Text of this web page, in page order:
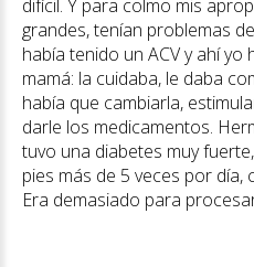
difícil. Y para colmo mis
grandes, tenían problemas
había tenido un ACV y ahí
mamá: la cuidaba, le daba
había que cambiarla,
darle los medicamentos.
tuvo una diabetes muy
pies más de 5 veces por día,
Era demasiado para